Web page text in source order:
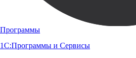
Программы
1С:Программы и Сервисы